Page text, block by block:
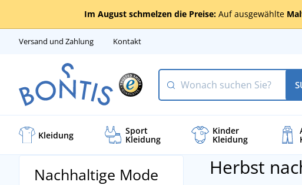
Im August schmelzen die Preise: Auf ausgewählte
Versand und Zahlung Kontakt
Kleidung Sport
Kleidung
Kinder
Kleidung
Herbst
Nachhaltige Mode